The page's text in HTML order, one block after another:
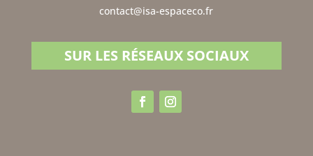
contact@isa-espaceco.fr
SUR LES RÉSEAUX SOCIAUX